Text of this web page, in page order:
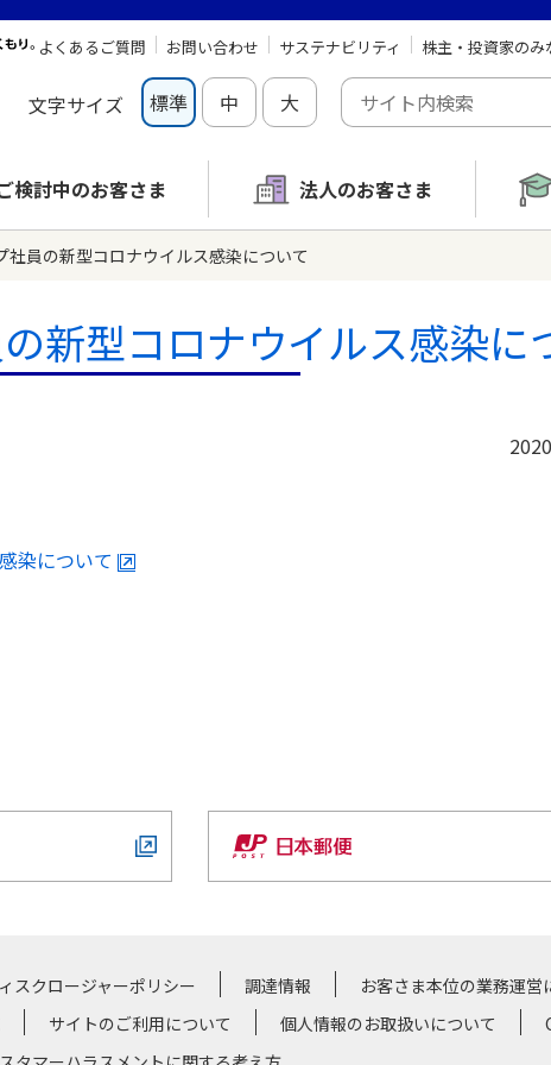
よくあるご質問 お問い合わせ サステナビリティ 株主・投資家のみ
文字サイズ 標準 中 大
検討中のお客さま 法人のお客さま
社員の新型コロナウイルス感染について
新型コロナウイルス感染に
染について
スクロージャーポリシー 調達情報 お客さま本位の業務運営
サイトのご利用について 個人情報のお取扱いについて